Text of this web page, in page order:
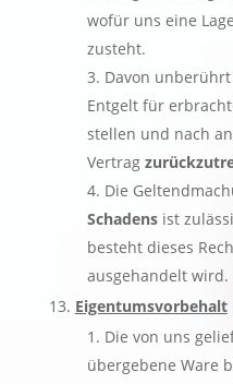
wofür uns eine
zusteht.
Davon
Entgelt für
stellen und nach
Vertrag
Die
Schadens ist
besteht dieses
ausgehandelt wird.
Eigentumsvorbehalt
Die von uns
übergebene Ware